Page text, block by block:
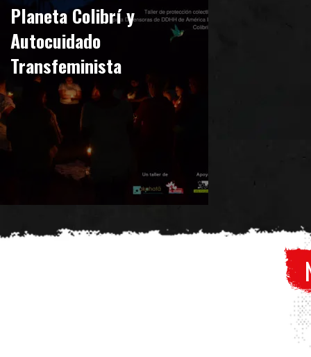
Planeta Colibrí y
Autocuidado
Transfeminista